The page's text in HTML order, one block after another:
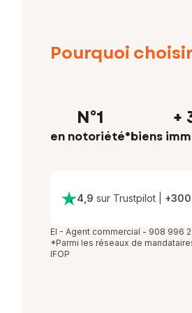
Pourquoi choisir
N°1
en notoriété*
+
biens
4,9 sur Trustpilot| +
EI - Agent commercial - 908 996
*Parmi les réseaux de
IFOP